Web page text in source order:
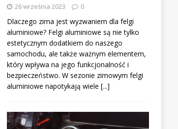
26 września 2023 0
Dlaczego zima jest wyzwaniem dla felgi
aluminiowe? Felgi aluminiowe są nie tylko
estetycznym dodatkiem do naszego
samochodu, ale także ważnym elementem,
który wpływa na jego funkcjonalność i
bezpieczeństwo. W sezonie zimowym felgi
aluminiowe napotykają wiele [...]